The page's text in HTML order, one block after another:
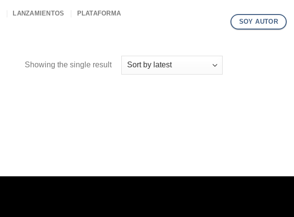
LANZAMIENTOS PLATAFORMA
SOY AUTOR
Showing the single result